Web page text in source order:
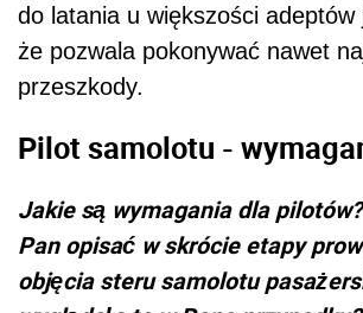
do latania u większości adeptów
że pozwala pokonywać nawet
przeszkody.
Pilot samolotu -
Jakie są wymagania dla
Pan opisać w skrócie etapy
objęcia steru samolotu